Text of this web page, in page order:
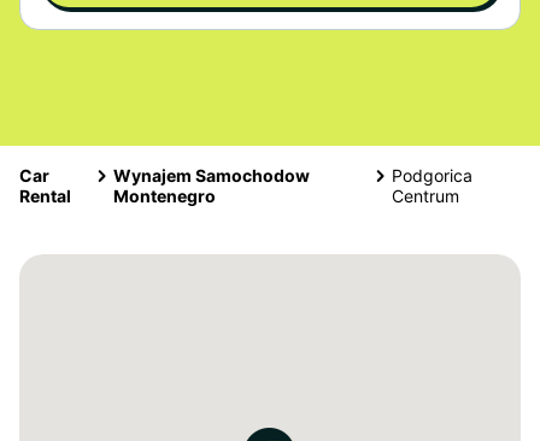
Car
Rental
Wynajem Samochodow
Montenegro
Podgorica
Centrum